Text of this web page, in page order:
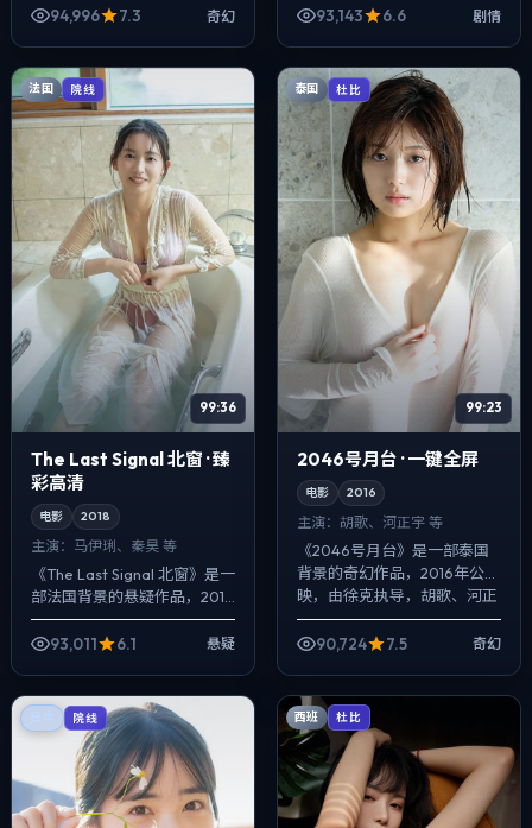
涛、易烊千玺、宋康昊等主
94,996 7.3 奇幻
马伊琍、白宇、孔刘等主演。
93,143 6.6 剧情
法国 院线
99:36
The Last Signal 北窗 · 臻
彩高清
电影 2018
主演： 马伊琍、秦昊 等
《The Last Signal 北窗》是一
部法国背景的悬疑作品，2018
年公映，由魏德圣执导，马伊
琍、秦昊、王景春等主演。把
93,011 6.1 悬疑
泰国 杜比
99:23
2046号月台 · 一键全屏
电影 2016
主演： 胡歌、河正宇 等
《2046号月台》是一部泰国
背景的奇幻作品，2016年公
映，由徐克执导，胡歌、河正
宇、雷佳音等主演。配乐克
制，关键场面反而以环境声托
90,724 7.5 奇幻
院线 西班 杜比